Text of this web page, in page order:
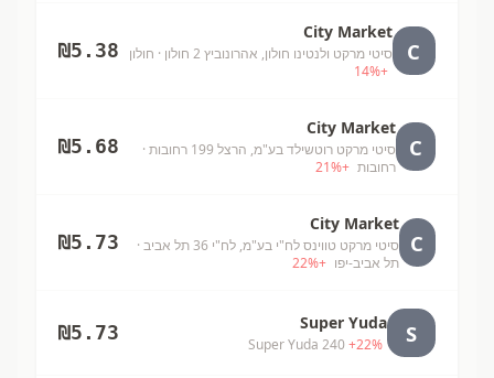
C
City Market
סיטי מרקט ולנטינו חולון, אהרונוביץ 2 חולון
· חולון
+
14%
₪5.38
C
City Market
סיטי מרקט רוטשילד בע"מ, הרצל 199 רחובות
·
רחובות +
21%
₪5.68
C
City Market
סיטי מרקט טווינס לח"י בע"מ, לח"י 36 תל אביב
·
תל אביב-יפו +
22%
₪5.73
S
Super Yuda
Super Yuda 240+22%
₪5.73